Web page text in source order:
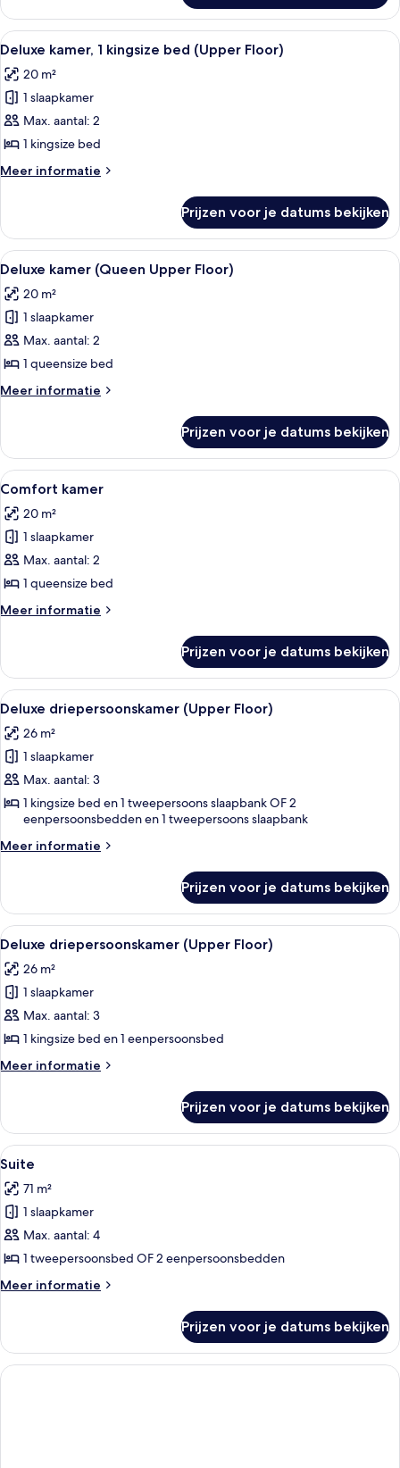
tweepersoonskamer
Alle
foto's
voor
Deluxe
kamer,
1
kingsize
bed
Floor)
laden
Hotelkamer met een groot bed,
6
Deluxe kamer, 1 kingsize bed (Upper Floor)
20 m²
1 slaapkamer
Max. aantal: 2
1 kingsize bed
Meer informatie
Meer
kamer,
kingsize
(Upper
Floor)
Prijzen voor je datums bekijken
Alle
foto's
voor
Deluxe
kamer
(Queen
Upper
Floor)
Een hotelkamer met een groot bed,
6
Deluxe kamer (Queen Upper Floor)
20 m²
1 slaapkamer
Max. aantal: 2
1 queensize bed
Meer informatie
Meer
kamer
(Queen
Upper
Prijzen voor je datums bekijken
Alle
foto's
voor
Comfort
kamer
laden
Een hotelkamer met een groot bed,
5
Comfort kamer
20 m²
1 slaapkamer
Max. aantal: 2
1 queensize bed
Meer informatie
Meer
kamer
Prijzen voor je datums bekijken
Alle
foto's
voor
Deluxe
driepersoonskamer
(Upper
Floor)
laden
Hotelkamer met een groot bed,
5
Deluxe driepersoonskamer (Upper Floor)
26 m²
1 slaapkamer
Max. aantal: 3
1 kingsize bed en 1 tweepersoons slaapbank OF 2
eenpersoonsbedden en 1 tweepersoons slaapbank
Meer informatie
Meer
driepersoonskamer
(Upper
Floor)
Prijzen voor je datums bekijken
Alle
foto's
voor
Deluxe
driepersoonskamer
(Upper
Floor)
laden
Een hotelkamer met een bed,
4
Deluxe driepersoonskamer (Upper Floor)
26 m²
1 slaapkamer
Max. aantal: 3
1 kingsize bed en 1 eenpersoonsbed
Meer informatie
Meer
driepersoonskamer
(Upper
Floor)
Prijzen voor je datums bekijken
Alle
foto's
voor
Suite
laden
Hotelkamer met een groot bed, een
4
Suite
71 m²
1 slaapkamer
Max. aantal: 4
1 tweepersoonsbed OF 2 eenpersoonsbedden
Meer informatie
Meer
Prijzen voor je datums bekijken